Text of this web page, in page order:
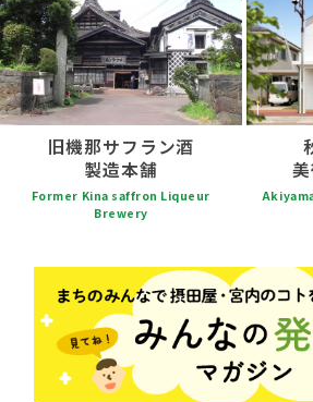
旧機那サフラン酒
製造本舗
Former Kina saffron Liqueur
Brewery